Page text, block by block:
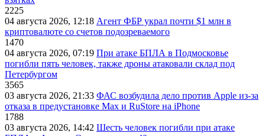
2225
04 августа 2026, 12:18 Агент ФБР украл почти $1 млн в
криптовалюте со счетов подозреваемого
1470
04 августа 2026, 07:19 При атаке БПЛА в Подмосковье
погибли пять человек, также дроны атаковали склад под
Петербургом
3565
03 августа 2026, 21:33 ФАС возбудила дело против Apple из-за
отказа в предустановке Max и RuStore на iPhone
1788
03 августа 2026, 14:42 Шесть человек погибли при атаке